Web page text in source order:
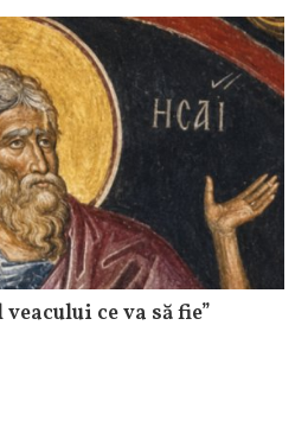
ce va să fie”